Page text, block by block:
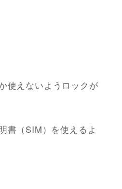
使えないようロックが
書（SIM）を使えるよ